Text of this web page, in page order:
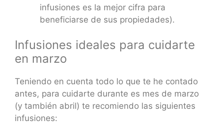
infusiones es la mejor cifra para
beneficiarse de sus propiedades).
Infusiones ideales para cuidarte
en marzo
Teniendo en cuenta todo lo que te he contado
antes, para cuidarte durante es mes de marzo
(y también abril) te recomiendo las siguientes
infusiones: